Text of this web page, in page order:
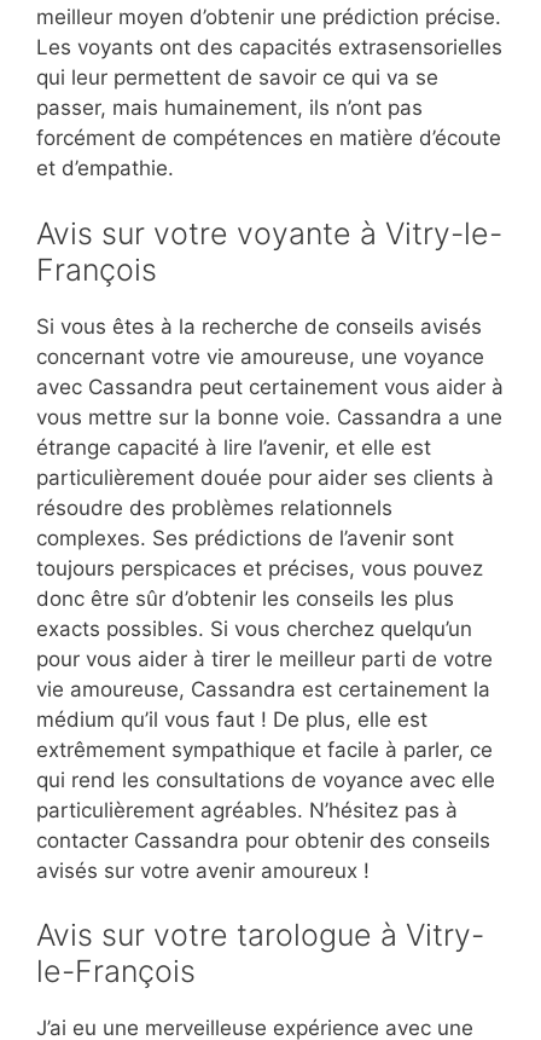
meilleur moyen d’obtenir une prédiction précise.
Les voyants ont des capacités extrasensorielles
qui leur permettent de savoir ce qui va se
passer, mais humainement, ils n’ont pas
forcément de compétences en matière d’écoute
et d’empathie.
Avis sur votre voyante à Vitry-le-
François
Si vous êtes à la recherche de conseils avisés
concernant votre vie amoureuse, une voyance
avec Cassandra peut certainement vous aider à
vous mettre sur la bonne voie. Cassandra a une
étrange capacité à lire l’avenir, et elle est
particulièrement douée pour aider ses clients à
résoudre des problèmes relationnels
complexes. Ses prédictions de l’avenir sont
toujours perspicaces et précises, vous pouvez
donc être sûr d’obtenir les conseils les plus
exacts possibles. Si vous cherchez quelqu’un
pour vous aider à tirer le meilleur parti de votre
vie amoureuse, Cassandra est certainement la
médium qu’il vous faut ! De plus, elle est
extrêmement sympathique et facile à parler, ce
qui rend les consultations de voyance avec elle
particulièrement agréables. N’hésitez pas à
contacter Cassandra pour obtenir des conseils
avisés sur votre avenir amoureux !
Avis sur votre tarologue à Vitry-
le-François
J’ai eu une merveilleuse expérience avec une